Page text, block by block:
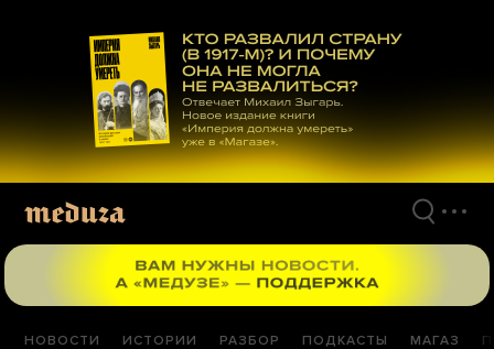
материалам
НОВОСТИ ИСТОРИИ РАЗБОР ПОДКАСТЫ МАГАЗ